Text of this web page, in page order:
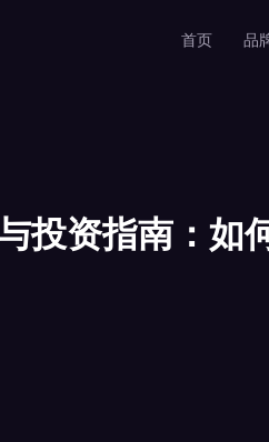
首页 品
投资指南：如